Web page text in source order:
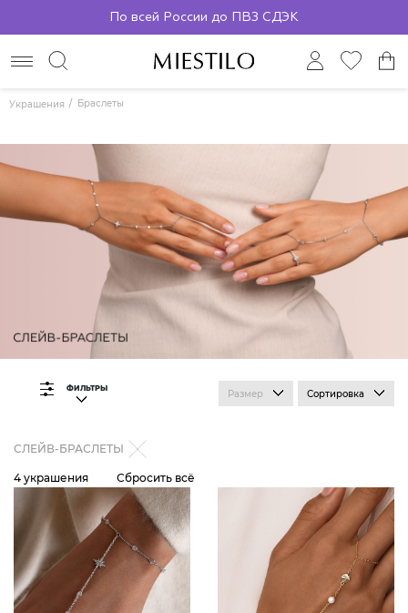
По всей России до ПВЗ СДЭК
Украшения Браслеты
ФИЛЬТРЫ Размер Сортировка
СЛЕЙВ-БРАСЛЕТЫ
4 украшения Сбросить всё